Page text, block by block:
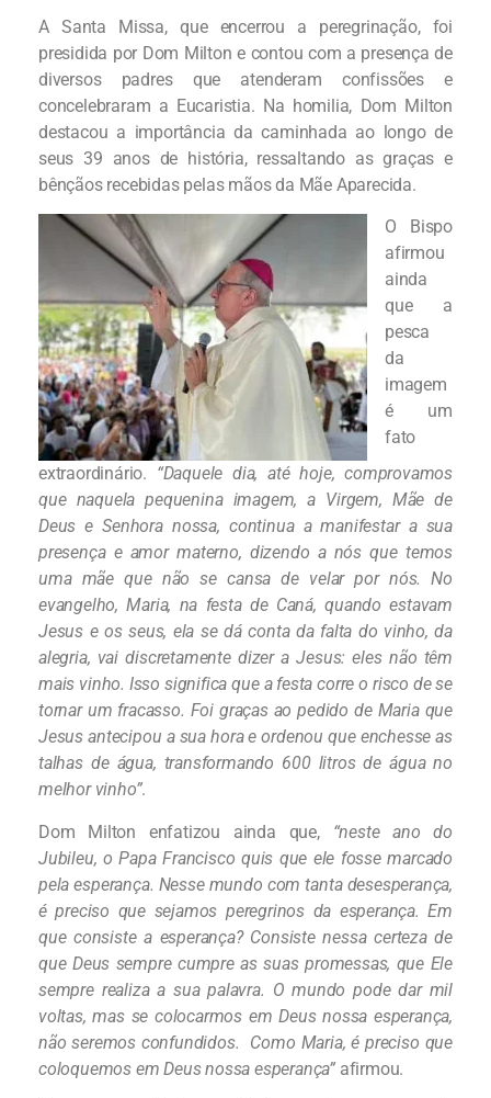
A Santa Missa, que encerrou a peregrinação, foi
presidida por Dom Milton e contou com a presença de
diversos padres que atenderam confissões e
concelebraram a Eucaristia. Na homilia, Dom Milton
destacou a importância da caminhada ao longo de
seus 39 anos de história, ressaltando as graças e
bênçãos recebidas pelas mãos da Mãe Aparecida.
O Bispo
afirmou
ainda
que a
pesca
da
imagem
é um
fato
extraordinário. “Daquele dia, até hoje, comprovamos
que naquela pequenina imagem, a Virgem, Mãe de
Deus e Senhora nossa, continua a manifestar a sua
presença e amor materno, dizendo a nós que temos
uma mãe que não se cansa de velar por nós. No
evangelho, Maria, na festa de Caná, quando estavam
Jesus e os seus, ela se dá conta da falta do vinho, da
alegria, vai discretamente dizer a Jesus: eles não têm
mais vinho. Isso significa que a festa corre o risco de se
tornar um fracasso. Foi graças ao pedido de Maria que
Jesus antecipou a sua hora e ordenou que enchesse as
talhas de água, transformando 600 litros de água no
melhor vinho”.
Dom Milton enfatizou ainda que, “neste ano do
Jubileu, o Papa Francisco quis que ele fosse marcado
pela esperança. Nesse mundo com tanta desesperança,
é preciso que sejamos peregrinos da esperança. Em
que consiste a esperança? Consiste nessa certeza de
que Deus sempre cumpre as suas promessas, que Ele
sempre realiza a sua palavra. O mundo pode dar mil
voltas, mas se colocarmos em Deus nossa esperança,
não seremos confundidos. Como Maria, é preciso que
coloquemos em Deus nossa esperança” afirmou.